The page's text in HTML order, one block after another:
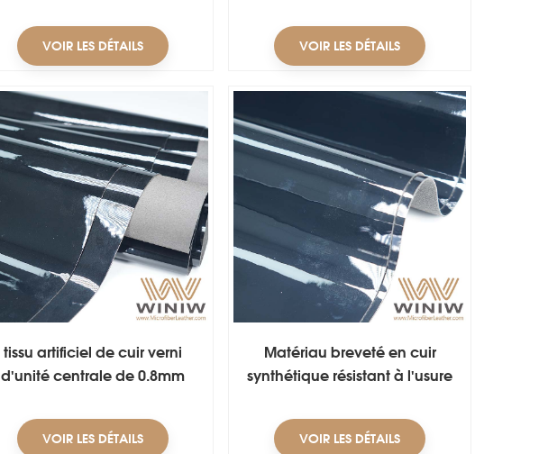
VOIR LES DÉTAILS VOIR LES DÉTAILS
tissu artificiel de cuir verni
d'unité centrale de 0.8mm
VOIR LES DÉTAILS
Matériau breveté en cuir
synthétique résistant à l'usure
VOIR LES DÉTAILS